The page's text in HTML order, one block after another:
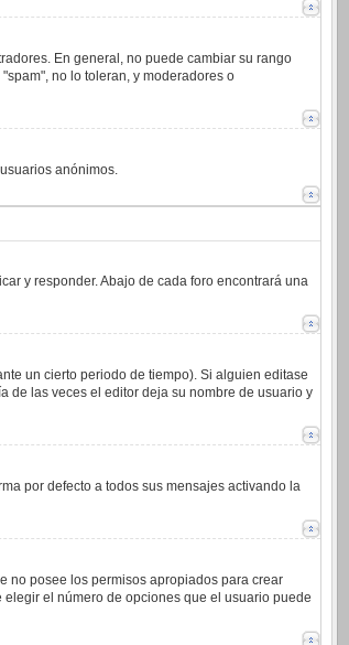
En general, no puede cambiar su rango
no lo toleran, y moderadores o
anónimos.
y responder. Abajo de cada foro encontrará una
un cierto periodo de tiempo). Si alguien editase
de las veces el editor deja su nombre de usuario y
por defecto a todos sus mensajes activando la
no posee los permisos apropiados para crear
el número de opciones que el usuario puede